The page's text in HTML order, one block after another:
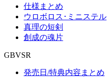
仕様まとめ
ウロボロス･ミニステル
真理の短剣
創成の魂片
GBVSR
発売日/特典内容まとめ